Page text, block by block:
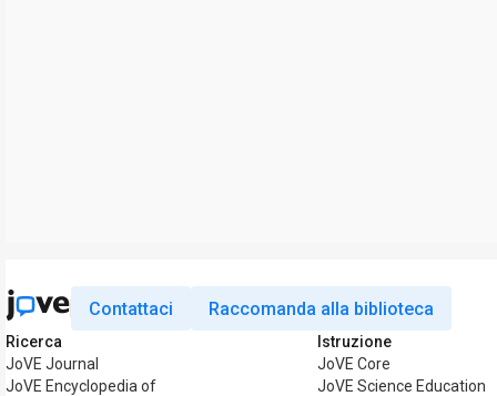
Contattaci Raccomanda alla biblioteca
Ricerca
JoVE Journal
JoVE Encyclopedia of
Istruzione
JoVE Core
JoVE Science Education